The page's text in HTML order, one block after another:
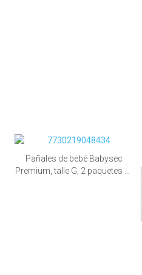
Pañales de bebé Babysec
Premium, talle G, 2 paquetes de